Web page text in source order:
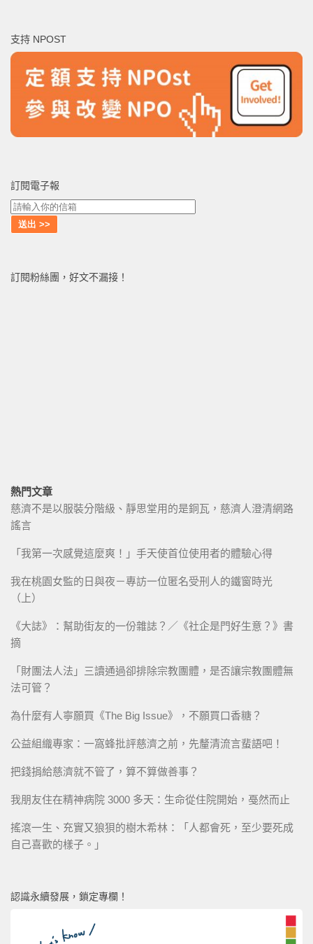
字:
支持 NPOST
訂閱電子報
訂閱粉絲團，好文不漏接！
熱門文章
慈濟不是以服裝分階級、靜思堂用的是銅瓦，慈濟人澄清網路
謠言
「我第一次感覺這麼爽！」手天使首位使用者的體驗心得
我在桃園女監的日與夜－專訪一位匿名受刑人的鐵窗時光
（上）
《大誌》：幫助街友的一份雜誌？／《社企是門好生意？》書
摘
「財團法人法」三讀通過卻排除宗教團體，是否讓宗教團體無
法可管？
為什麼有人寧願買《The Big Issue》，不願買口香糖？
公益組織專家：一窩蜂批評慈濟之前，先釐清流言蜚語吧！
把錢捐給慈濟就不管了，算不算做善事？
我朋友住在精神病院 3000 多天：生命從住院開始，戞然而止
搖滾一生、充實又狼狽的樹木希林：「人都會死，至少要死成
自己喜歡的樣子。」
認識永續發展，鎖定專欄！